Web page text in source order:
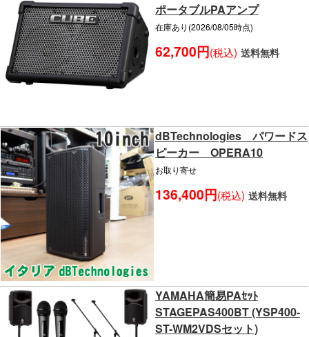
ポータブルPAアンプ
在庫あり(2026/08/05時点)
62,700円(税込) 送料無料
dBTechnologies パワードス
ピーカー OPERA10
お取り寄せ
136,400円(税込) 送料無料
YAMAHA簡易PAｾｯﾄ
STAGEPAS400BT (YSP400-
ST-WM2VDSセット)